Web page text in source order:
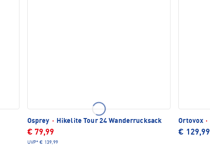
Osprey · Hikelite Tour 24 Wanderrucksack
€ 79,99
UVP* € 139,99
Ortovox ·
€ 129,99